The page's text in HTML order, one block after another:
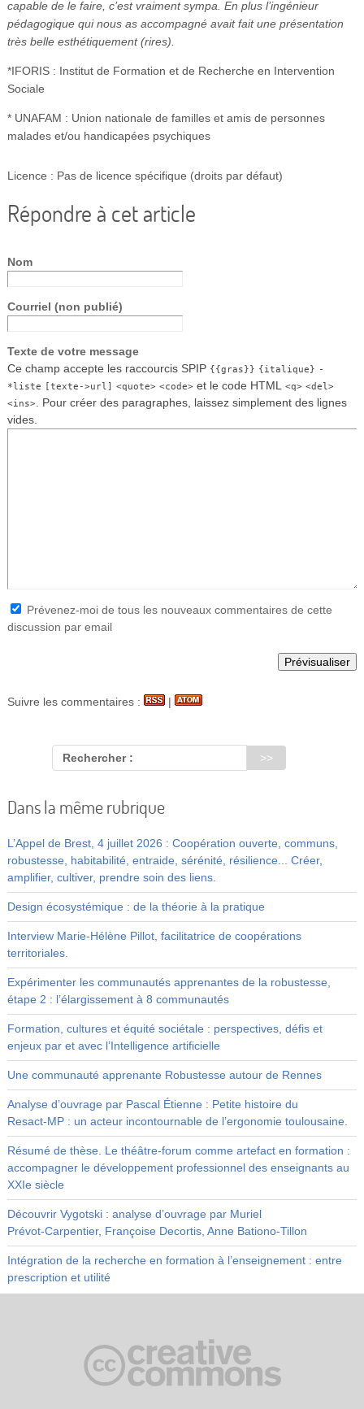
capable de le faire, c’est vraiment sympa. En plus l’ingénieur
pédagogique qui nous as accompagné avait fait une présentation
très belle esthétiquement (rires).
*IFORIS : Institut de Formation et de Recherche en Intervention
Sociale
* UNAFAM : Union nationale de familles et amis de personnes
malades et/ou handicapées psychiques
Licence : Pas de licence spécifique (droits par défaut)
Répondre à cet article
Nom
Courriel (non publié)
Texte de votre message
Ce champ accepte les raccourcis SPIP {{gras}} {italique} -
*liste [texte->url] <quote> <code>et le code HTML <q> <del>
<ins>. Pour créer des paragraphes, laissez simplement des lignes
vides.
Prévenez-moi de tous les nouveaux commentaires de cette
discussion par email
Suivre les commentaires : |
Rechercher :
Dans la même rubrique
L’Appel de Brest, 4 juillet 2026 : Coopération ouverte, communs,
robustesse, habitabilité, entraide, sérénité, résilience... Créer,
amplifier, cultiver, prendre soin des liens.
Design écosystémique : de la théorie à la pratique
Interview Marie-Hélène Pillot, facilitatrice de coopérations
territoriales.
Expérimenter les communautés apprenantes de la robustesse,
étape 2 : l’élargissement à 8 communautés
Formation, cultures et équité sociétale : perspectives, défis et
enjeux par et avec l’Intelligence artificielle
Une communauté apprenante Robustesse autour de Rennes
Analyse d’ouvrage par Pascal Étienne : Petite histoire du
Resact‑MP : un acteur incontournable de l’ergonomie toulousaine.
Résumé de thèse. Le théâtre-forum comme artefact en formation :
accompagner le développement professionnel des enseignants au
XXIe siècle
Découvrir Vygotski : analyse d’ouvrage par Muriel
Prévot‑Carpentier, Françoise Decortis, Anne Bationo‑Tillon
Intégration de la recherche en formation à l’enseignement : entre
prescription et utilité